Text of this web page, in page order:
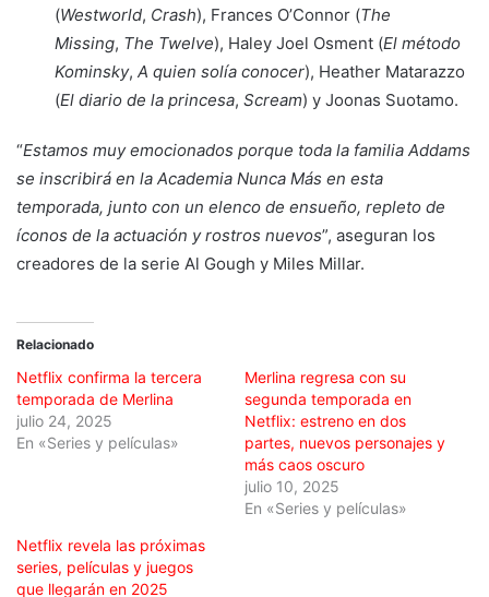
(Westworld, Crash), Frances O’Connor (The
Missing, The Twelve), Haley Joel Osment (El método
Kominsky, A quien solía conocer), Heather Matarazzo
(El diario de la princesa, Scream) y Joonas Suotamo.
“Estamos muy emocionados porque toda la familia Addams
se inscribirá en la Academia Nunca Más en esta
temporada, junto con un elenco de ensueño, repleto de
íconos de la actuación y rostros nuevos”, aseguran los
creadores de la serie Al Gough y Miles Millar.
Relacionado
Netflix confirma la tercera
temporada de Merlina
julio 24, 2025
En «Series y películas»
Merlina regresa con su
segunda temporada en
Netflix: estreno en dos
partes, nuevos personajes y
más caos oscuro
julio 10, 2025
En «Series y películas»
Netflix revela las próximas
series, películas y juegos
que llegarán en 2025